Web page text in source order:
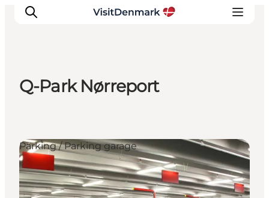
Cosa fare
Dove dormire
Pianifica il viaggio
Q-Park Nørreport
Parking / Parking garage